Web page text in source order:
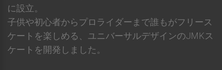
に設立。
子供や初心者からプロライダーまで誰もがフリース
ケートを楽しめる、ユニバーサルデザインのJMKス
ケートを開発しました。